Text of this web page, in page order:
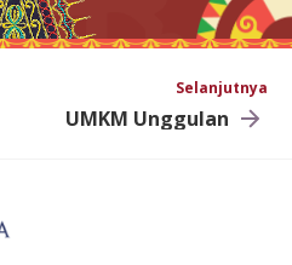
Selanjutnya
UMKM Unggulan